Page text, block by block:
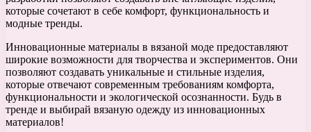
которые сочетают в себе комфорт, функциональность и
модные тренды.
Инновационные материалы в вязаной моде предоставляют
широкие возможности для творчества и экспериментов. Они
позволяют создавать уникальные и стильные изделия,
которые отвечают современным требованиям комфорта,
функциональности и экологической осознанности. Будь в
тренде и выбирай вязаную одежду из инновационных
материалов!